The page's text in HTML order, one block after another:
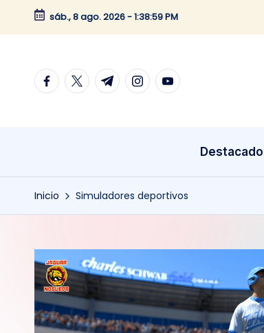
Saltar
contenido
sáb., 8 ago. 2026-1:38:59 PM
facebook.com
twitter.com
t.me instagram.com
youtube.com
Destacado
Inicio Simuladores deportivos